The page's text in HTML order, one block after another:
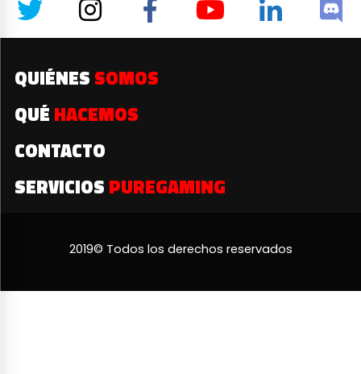
QUIÉNES SOMOS
QUÉ HACEMOS
CONTACTO
SERVICIOS PUREGAMING
2019© Todos los derechos reservados